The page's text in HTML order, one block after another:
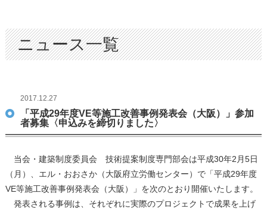
ニュース一覧
2017.12.27
「平成29年度VE等施工改善事例発表会（大阪）」参加
者募集〈申込みを締切りました〉
当会・建築制度委員会 技術提案制度専門部会は平成30年2月5日
（月）、エル・おおさか（大阪府立労働センター）で「平成29年度
VE等施工改善事例発表会（大阪）」を次のとおり開催いたします。
発表される事例は、それぞれに実際のプロジェクトで成果を上げ